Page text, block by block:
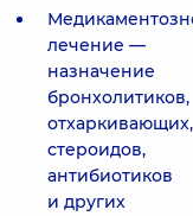
лечение —
назначение
бронхолитиков,
отхаркивающих,
стероидов,
антибиотиков
и других